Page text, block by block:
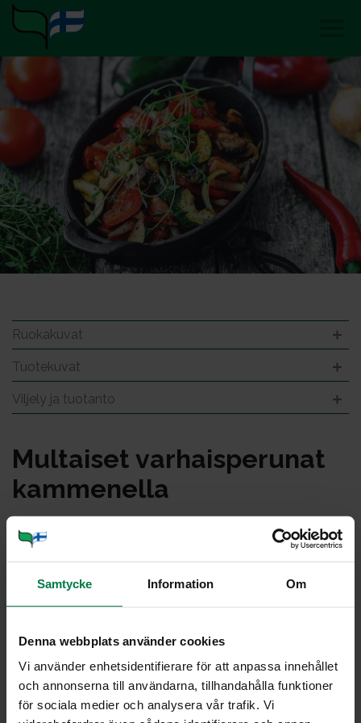
Samtycke Information Om
Denna webbplats använder cookies
Vi använder enhetsidentifierare för att anpassa innehållet
och annonserna till användarna, tillhandahålla funktioner
för sociala medier och analysera vår trafik. Vi
Ruokakuvat
Tuotekuvat
Viljely ja tuotanto
Mul­tai­set var­hais­pe­ru­nat
kam­me­nel­la